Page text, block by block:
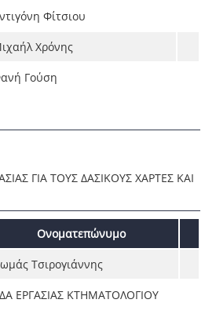
Φίτσιου
Χρόνης
Γούση
ΓΙΑ ΤΟΥΣ ΔΑΣΙΚΟΥΣ ΧΑΡΤΕΣ ΚΑΙ
Ονοματεπώνυμο
Τσιρογιάννης
ΕΡΓΑΣΙΑΣ ΚΤΗΜΑΤΟΛΟΓΙΟΥ